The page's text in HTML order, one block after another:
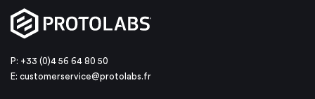
P: +33 (0)4 56 64 80 50
E: customerservice@protolabs.fr